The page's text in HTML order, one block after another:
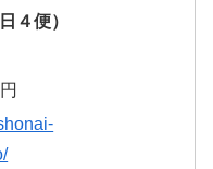
４便）